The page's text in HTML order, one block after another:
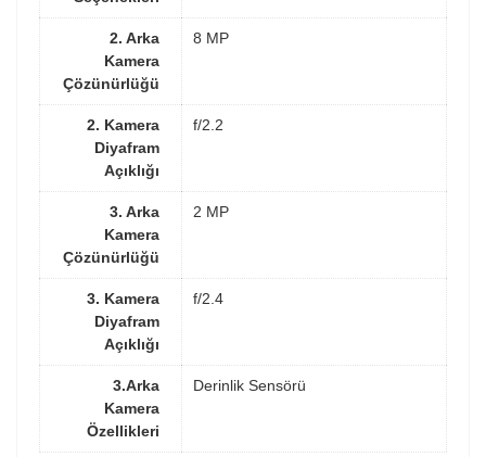
2. Arka
Kamera
Çözünürlüğü
8 MP
2. Kamera
Diyafram
Açıklığı
f/2.2
3. Arka
Kamera
Çözünürlüğü
2 MP
3. Kamera
Diyafram
Açıklığı
f/2.4
3.Arka
Kamera
Özellikleri
Derinlik Sensörü